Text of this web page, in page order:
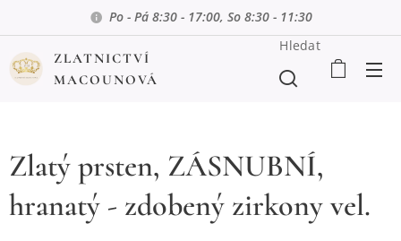
Po - Pá 8:30 - 17:00, So 8:30 - 11:30
ZLATNICTVÍ
MACOUNOVÁ
Hledat
Zlatý prsten, ZÁSNUBNÍ,
hranatý - zdobený zirkony vel.